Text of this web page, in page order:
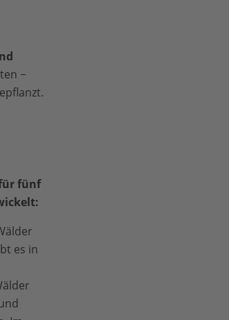
−
fünf
es in